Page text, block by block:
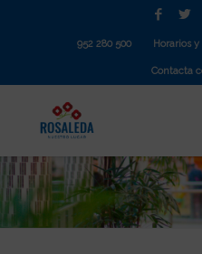
952 280 500 Horarios y
Contacta